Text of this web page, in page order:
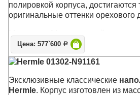
полировкой корпуса, достигаются
оригинальные оттенки орехового
Корпус: Орех
Звуковой сигнал:Вестминстер
Михаил, Бим-Бом
Цена: 577`600 Р
Hermle 01302-N91161
Эксклюзивные классические
Hermle. Корпус изготовлен из